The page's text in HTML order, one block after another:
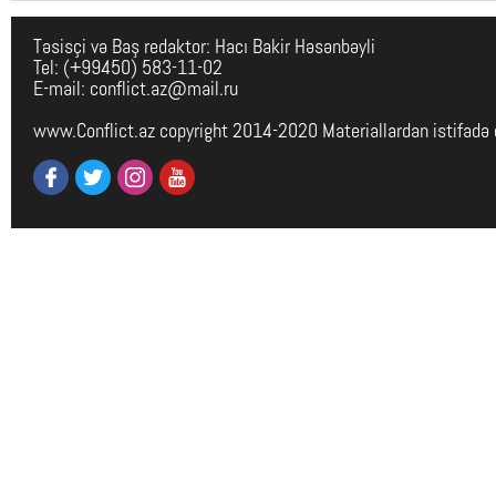
Təsisçi və Baş redaktor: Hacı Bakir Həsənbəyli
Tel: (+99450) 583-11-02
E-mail: conflict.az@mail.ru
www.Conflict.az copyright 2014-2020 Materiallardan istifadə